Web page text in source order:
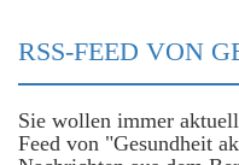
RSS-FEED VON
Sie wollen immer
Feed von "Gesundheit